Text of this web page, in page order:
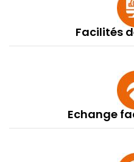
Facilités
Echange